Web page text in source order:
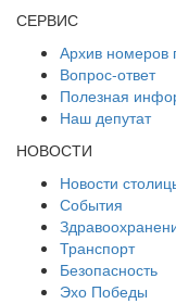
СЕРВИС
Архив номеров
Вопрос-ответ
Полезная
Наш депутат
НОВОСТИ
Новости
События
Транспорт
Безопасность
Эхо Победы